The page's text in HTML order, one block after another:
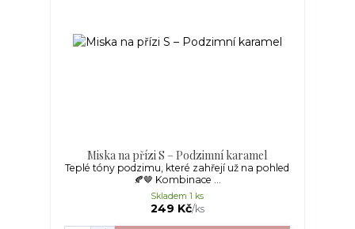
Miska na přízi S – Podzimní karamel
Teplé tóny podzimu, které zahřejí už na pohled
🍂🤎 Kombinace ...
249 Kč/ks
Skladem 1 ks